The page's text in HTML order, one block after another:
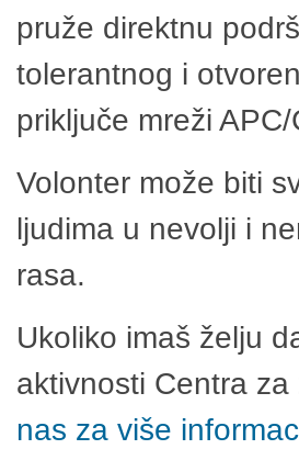
pruže direktnu
tolerantnog i
priključe mreži
Volonter može biti
ljudima u nevolji i
rasa.
Ukoliko imaš želju
aktivnosti Centra
nas za više